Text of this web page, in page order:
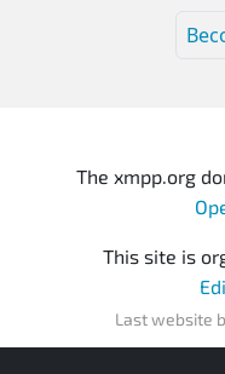
The xmpp.org
This site is
Last website